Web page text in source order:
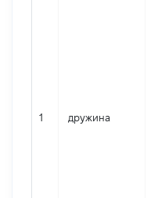
1 дружина